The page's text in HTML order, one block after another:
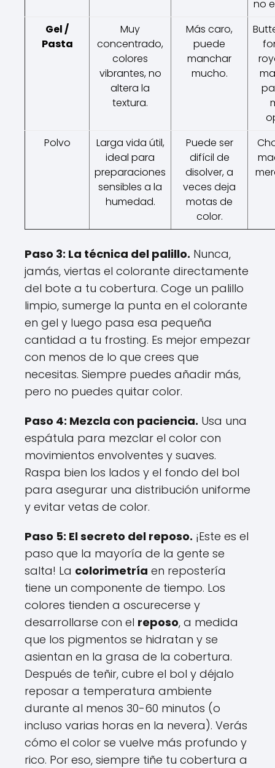
no
Gel /
Pasta
Muy
concentrado,
colores
vibrantes, no
altera la
textura.
Más caro,
puede
manchar
mucho.
Polvo
Larga vida útil,
ideal para
preparaciones
sensibles a la
humedad.
Puede ser
difícil de
disolver, a
veces deja
motas de
color.
Paso 3: La técnica del palillo. Nunca,
jamás, viertas el colorante directamente
del bote a tu cobertura. Coge un palillo
limpio, sumerge la punta en el colorante
en gel y luego pasa esa pequeña
cantidad a tu frosting. Es mejor empezar
con menos de lo que crees que
necesitas. Siempre puedes añadir más,
pero no puedes quitar color.
Paso 4: Mezcla con paciencia. Usa una
espátula para mezclar el color con
movimientos envolventes y suaves.
Raspa bien los lados y el fondo del bol
para asegurar una distribución uniforme
y evitar vetas de color.
Paso 5: El secreto del reposo. ¡Este es el
paso que la mayoría de la gente se
salta! La colorimetría en repostería
tiene un componente de tiempo. Los
colores tienden a oscurecerse y
desarrollarse con el reposo, a medida
que los pigmentos se hidratan y se
asientan en la grasa de la cobertura.
Después de teñir, cubre el bol y déjalo
reposar a temperatura ambiente
durante al menos 30-60 minutos (o
incluso varias horas en la nevera). Verás
cómo el color se vuelve más profundo y
rico. Por eso, siempre tiñe tu cobertura a